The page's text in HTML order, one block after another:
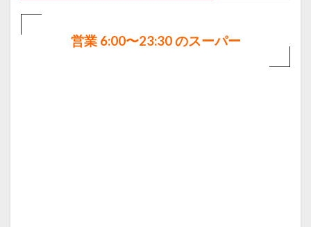
営業 6:00〜23:30 のスーパー